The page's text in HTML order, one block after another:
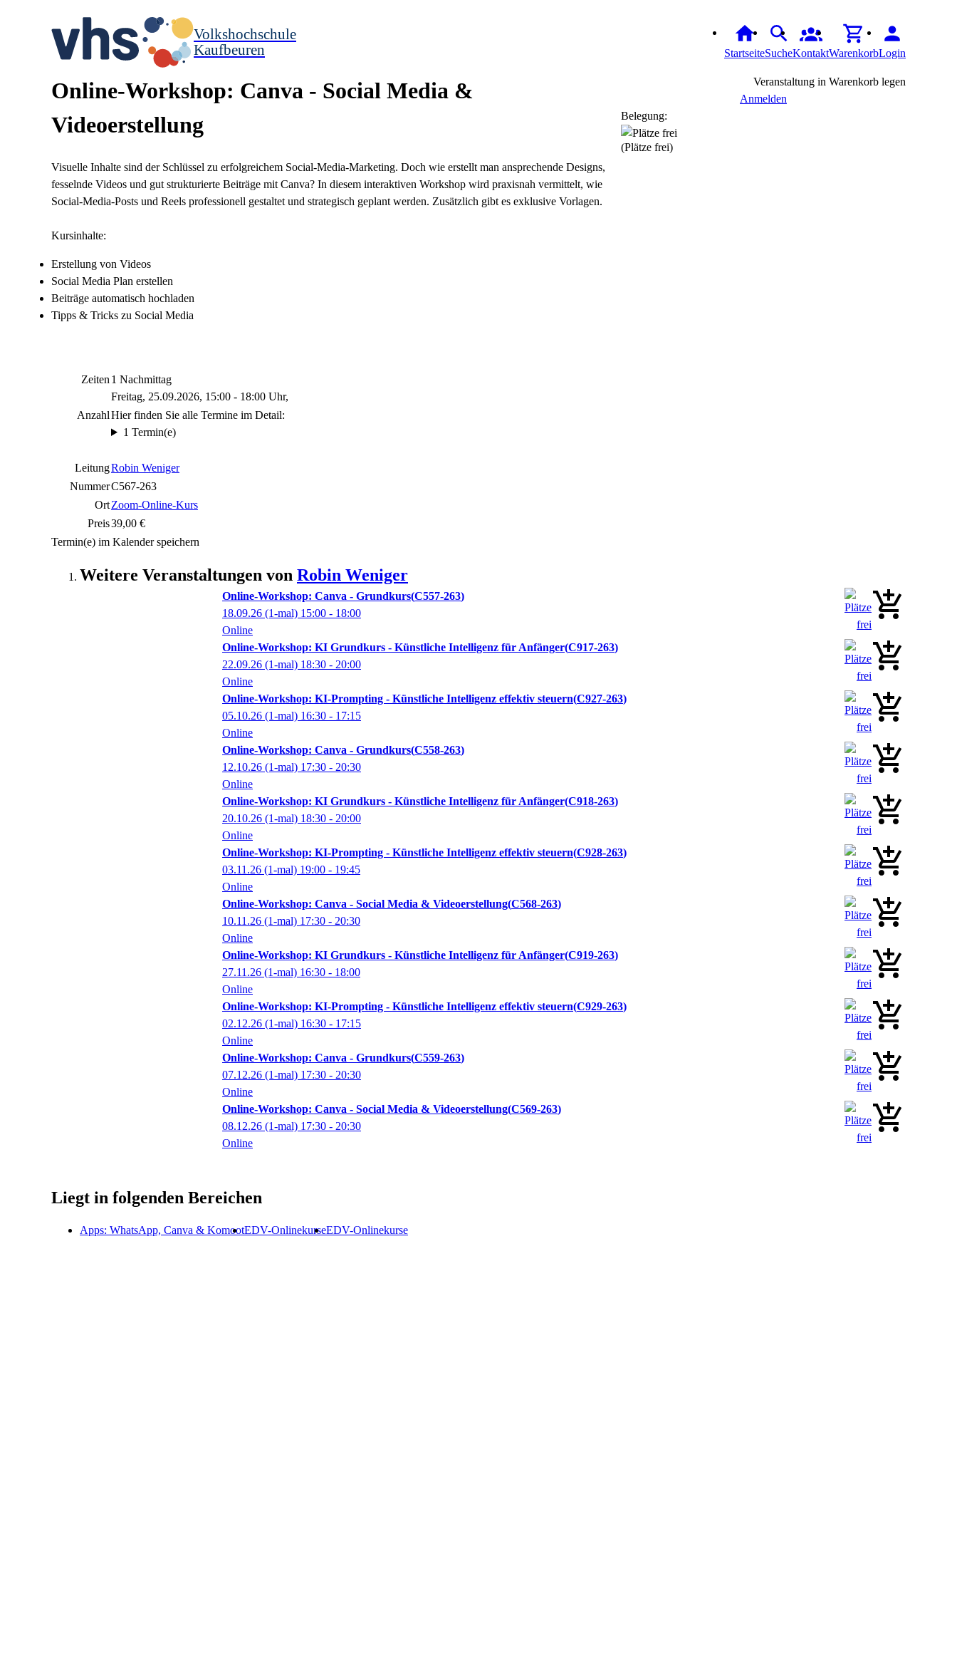
Volkshochschule
Kaufbeuren
StartseiteSucheKontaktWarenkorbLogin
Online-Workshop: Canva - Social Media &
Videoerstellung
Visuelle Inhalte sind der Schlüssel zu erfolgreichem Social-Media-Marketing. Doch wie erstellt man ansprechende Designs,
fesselnde Videos und gut strukturierte Beiträge mit Canva? In diesem interaktiven Workshop wird praxisnah vermittelt, wie
Social-Media-Posts und Reels professionell gestaltet und strategisch geplant werden. Zusätzlich gibt es exklusive Vorlagen.
Kursinhalte:
Erstellung von Videos
Social Media Plan erstellen
Beiträge automatisch hochladen
Tipps & Tricks zu Social Media
Zeiten 1 Nachmittag
Freitag, 25.09.2026, 15:00 - 18:00 Uhr,
AnzahlHier finden Sie alle Termine im Detail:
1 Termin(e)
LeitungRobin Weniger
NummerC567-263
OrtZoom-Online-Kurs
Preis39,00 €
Veranstaltung in Warenkorb legen
Anmelden
Belegung:
(Plätze frei)
Termin(e) im Kalender speichern
Weitere Veranstaltungen von Robin Weniger
Online-Workshop: Canva - Grundkurs C557-263
18.09.26 (1-mal) 15:00 - 18:00
Online
Online-Workshop: KI Grundkurs - Künstliche Intelligenz für Anfänger C917-263
22.09.26 (1-mal) 18:30 - 20:00
Online
Online-Workshop: KI-Prompting - Künstliche Intelligenz effektiv steuern C927-263
05.10.26 (1-mal) 16:30 - 17:15
Online
Online-Workshop: Canva - Grundkurs C558-263
12.10.26 (1-mal) 17:30 - 20:30
Online
Online-Workshop: KI Grundkurs - Künstliche Intelligenz für Anfänger C918-263
20.10.26 (1-mal) 18:30 - 20:00
Online
Online-Workshop: KI-Prompting - Künstliche Intelligenz effektiv steuern C928-263
03.11.26 (1-mal) 19:00 - 19:45
Online
Online-Workshop: Canva - Social Media & Videoerstellung C568-263
10.11.26 (1-mal) 17:30 - 20:30
Online
Online-Workshop: KI Grundkurs - Künstliche Intelligenz für Anfänger C919-263
27.11.26 (1-mal) 16:30 - 18:00
Online
Online-Workshop: KI-Prompting - Künstliche Intelligenz effektiv steuern C929-263
02.12.26 (1-mal) 16:30 - 17:15
Online
Online-Workshop: Canva - Grundkurs C559-263
07.12.26 (1-mal) 17:30 - 20:30
Online
Online-Workshop: Canva - Social Media & Videoerstellung C569-263
08.12.26 (1-mal) 17:30 - 20:30
Online
Liegt in folgenden Bereichen
Apps: WhatsApp, Canva & KomootEDV-OnlinekurseEDV-Onlinekurse